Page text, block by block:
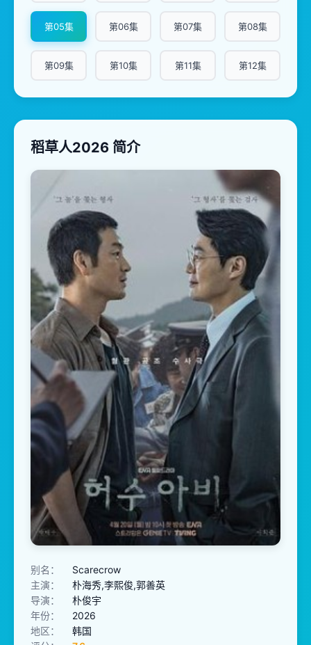
第05集 第06集 第07集 第08集
第09集 第10集 第11集 第12集
稻草人2026 简介
别名：
Scarecrow
主演：
朴海秀,李熙俊,郭善英
导演：
朴俊宇
年份：
2026
地区：
韩国